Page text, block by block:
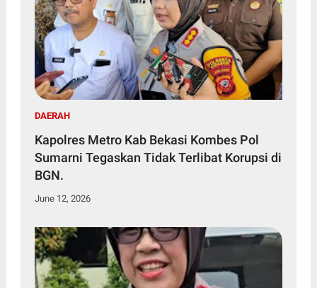
DAERAH
Kapolres Metro Kab Bekasi Kombes Pol
Sumarni Tegaskan Tidak Terlibat Korupsi di
BGN.
June 12, 2026